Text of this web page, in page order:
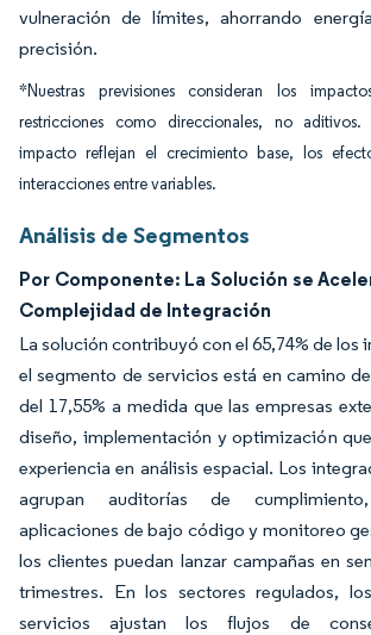
vulneración de límites, ahorrando
precisión.
*Nuestras previsiones consideran los
restricciones como direccionales, no
impacto reflejan el crecimiento base, los
interacciones entre variables.
Análisis de Segmentos
Por Componente: La Solución se
Complejidad de Integración
La solución contribuyó con el 65,74% de los
el segmento de servicios está en camino
del 17,55% a medida que las empresas
diseño, implementación y optimización
experiencia en análisis espacial. Los
agrupan auditorías de
aplicaciones de bajo código y monitoreo
los clientes puedan lanzar campañas en
trimestres. En los sectores regulados,
servicios ajustan los flujos de